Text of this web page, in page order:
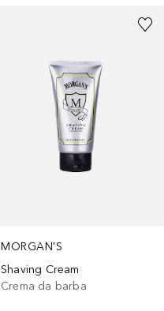
MORGAN'S
Shaving Cream
Crema da barba